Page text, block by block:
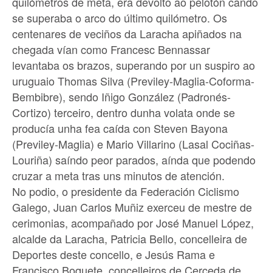
se superaba o arco do último quilómetro. Os
centenares de veciños da Laracha apiñados na
chegada vían como Francesc Bennassar
levantaba os brazos, superando por un suspiro ao
uruguaio Thomas Silva (Previley-Maglia-Coforma-
Bembibre), sendo Iñigo González (Padronés-
Cortizo) terceiro, dentro dunha volata onde se
producía unha fea caída con Steven Bayona
(Previley-Maglia) e Mario Villarino (Lasal Cociñas-
Louriña) saíndo peor parados, aínda que podendo
cruzar a meta tras uns minutos de atención.
No podio, o presidente da Federación Ciclismo
Galego, Juan Carlos Muñiz exerceu de mestre de
cerimonias, acompañado por José Manuel López,
alcalde da Laracha, Patricia Bello, concelleira de
Deportes deste concello, e Jesús Rama e
Francisco Boquete, concelleiros de Cerceda de